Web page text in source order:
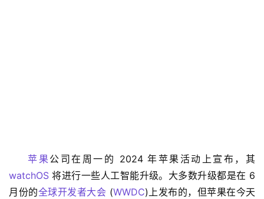
苹果
watchOS 将进行一些人工智能升级。大多数升级都是在 6
月份的全球开发者大会 (WWDC)上发布的，但苹果在今天